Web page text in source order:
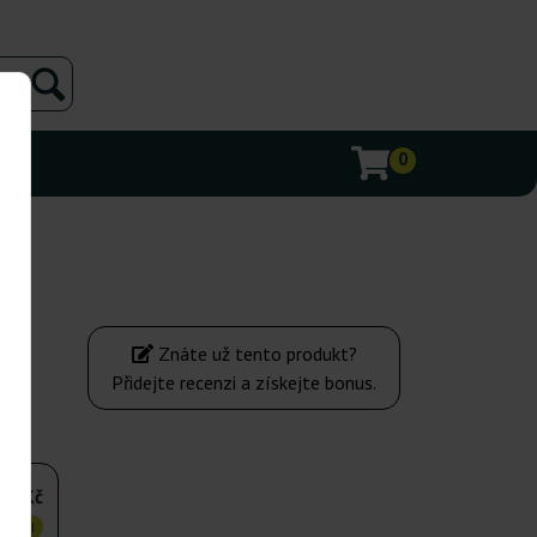
0
472Kč
Znáte už tento produkt?
Přidejte recenzi a získejte bonus.